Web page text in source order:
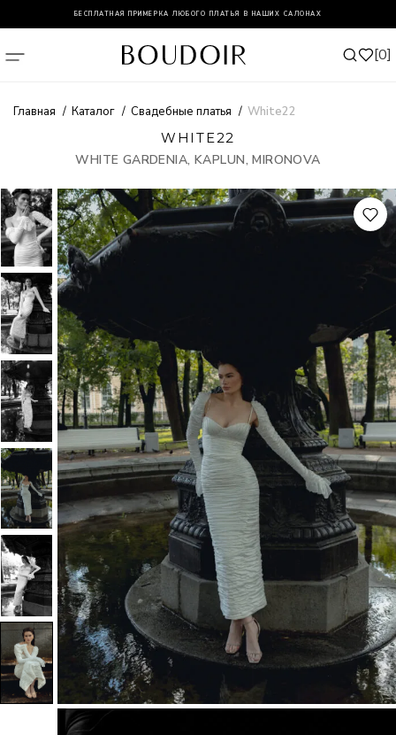
БЕСПЛАТНАЯ ПРИМЕРКА ЛЮБОГО ПЛАТЬЯ В НАШИХ САЛОНАХ
0
Главная Каталог Свадебные платья White22
WHITE22
WHITE GARDENIA, KAPLUN, MIRONOVA